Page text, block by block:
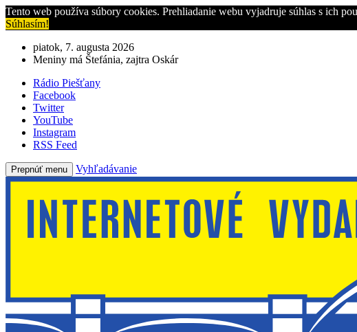
Tento web používa súbory cookies. Prehliadanie webu vyjadruje súhlas s ich
Súhlasím!
piatok, 7. augusta 2026
Meniny má Štefánia, zajtra Oskár
Rádio Piešťany
Facebook
Twitter
YouTube
Instagram
RSS Feed
Prepnúť menu Vyhľadávanie